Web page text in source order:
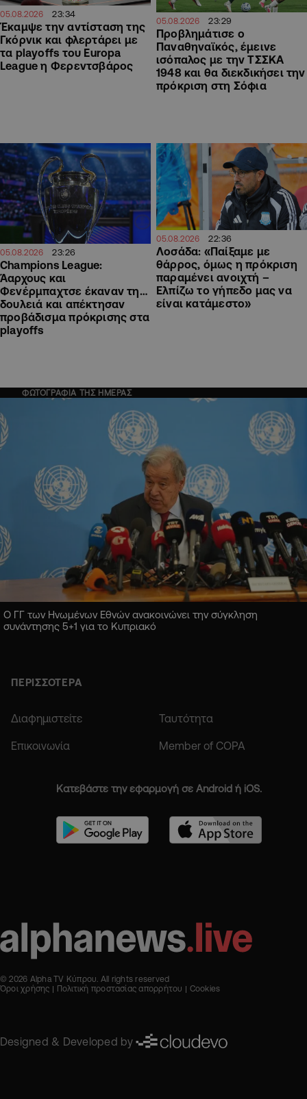
05.08.2026 23:34
Έκαμψε την αντίσταση της
Γκόρνικ και φλερτάρει με
τα playoffs του Europa
League η Φερεντσβάρος
05.08.2026 23:29
Προβλημάτισε ο
Παναθηναϊκός, έμεινε
ισόπαλος με την ΤΣΣΚΑ
1948 και θα διεκδικήσει την
πρόκριση στη Σόφια
05.08.2026 23:26
Champions League:
Άαρχους και
Φενέρμπαχτσε έκαναν τη…
δουλειά και απέκτησαν
προβάδισμα πρόκρισης στα
playoffs
05.08.2026 22:36
Λοσάδα: «Παίξαμε με
θάρρος, όμως η πρόκριση
παραμένει ανοιχτή –
Ελπίζω το γήπεδο μας να
είναι κατάμεστο»
ΦΩΤΟΓΡΑΦΙΑ ΤΗΣ ΗΜΕΡΑΣ
Ο ΓΓ των Ηνωμένων Εθνών ανακοινώνει την σύγκληση
συνάντησης 5+1 για το Κυπριακό
ΠΕΡΙΣΣΟΤΕΡΑ
Διαφημιστείτε Ταυτότητα
Επικοινωνία Member of COPA
Κατεβάστε την εφαρμογή σε Android ή iOS.
© 2026 Alpha TV Κύπρου. All rights reserved
Όροι χρήσης
Πολιτική προστασίας απορρήτου Cookies
Designed & Developed by